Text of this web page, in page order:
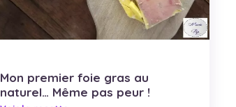
Mon premier foie gras au
naturel… Même pas peur !